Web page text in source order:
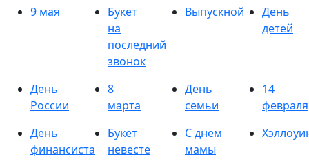
9 мая
Букет
на
последний
звонок
Выпускной
День
детей
День
России
8
марта
День
семьи
14
февраля
День
финансиста
Букет
невесте
С днем
мамы